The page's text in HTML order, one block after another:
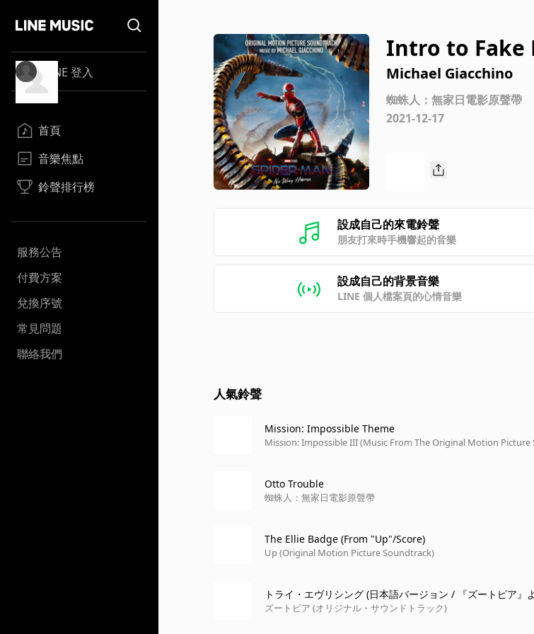
LINE 登入
首頁
音樂焦點
鈴聲排行榜
服務公告
付費方案
兌換序號
常見問題
聯絡我們
Intro to Fake
Michael Giacchino
蜘蛛人：無家日電影原聲帶
2021-12-17
設成自己的來電鈴聲
朋友打來時手機響起的音樂
設成自己的背景音樂
LINE 個人檔案頁的心情音樂
人氣鈴聲
Mission: Impossible Theme
Mission: Impossible III (Music From The Original Motion Picture
Otto Trouble
蜘蛛人：無家日電影原聲帶
The Ellie Badge (From "Up"/Score)
Up (Original Motion Picture Soundtrack)
トライ・エヴリシング (日本語バージョン / 『ズートピア』
ズートピア (オリジナル・サウンドトラック)